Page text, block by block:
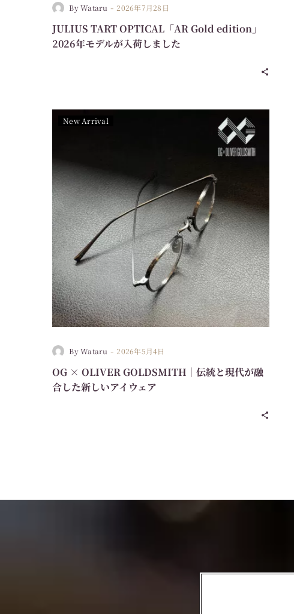
By Wataru -2026年7月28日
JULIUS TART OPTICAL「AR Gold edition」
2026年モデルが入荷しました
New Arrival
By Wataru -2026年5月4日
OG × OLIVER GOLDSMITH｜伝統と現代が融
合した新しいアイウェア